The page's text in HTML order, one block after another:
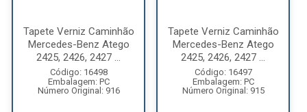
Tapete Verniz Caminhão
Mercedes-Benz Atego
2425, 2426, 2427 ...
Código: 16498
Embalagem: PC
Número Original: 916
Tapete Verniz Caminhão
Mercedes-Benz Atego
2425, 2426, 2427 ...
Código: 16497
Embalagem: PC
Número Original: 915